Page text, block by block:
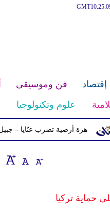
إقتصاد فن وموسيقى
علوم وتكنولوجيا
هزة أرضية تضرب عنّايا – جبيل بقوّة 2.8 درجات على مقياس ريختر
حماية تركيا